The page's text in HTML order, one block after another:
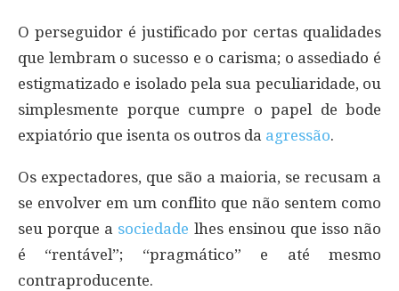
O perseguidor é justificado por certas qualidades
que lembram o sucesso e o carisma; o assediado é
estigmatizado e isolado pela sua peculiaridade, ou
simplesmente porque cumpre o papel de bode
expiatório que isenta os outros da agressão.
Os expectadores, que são a maioria, se recusam a
se envolver em um conflito que não sentem como
seu porque a sociedade lhes ensinou que isso não
é “rentável”; “pragmático” e até mesmo
contraproducente.